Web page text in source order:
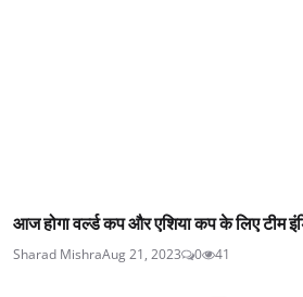
आज होगा वर्ल्ड कप और एशिया कप के लिए टीम
Sharad MishraAug 21, 2023 0 41